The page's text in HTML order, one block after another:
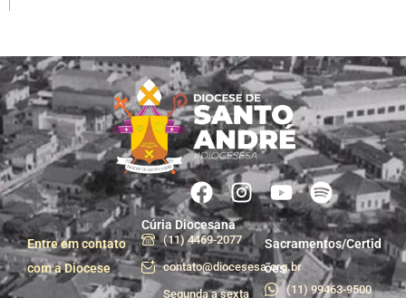
Entre em contato
com a Diocese
Cúria Diocesana
(11) 4469-2077
contato@diocesesa.org.br
Segunda a sexta
Sacramentos/Certid
ões
(11) 99463-9500